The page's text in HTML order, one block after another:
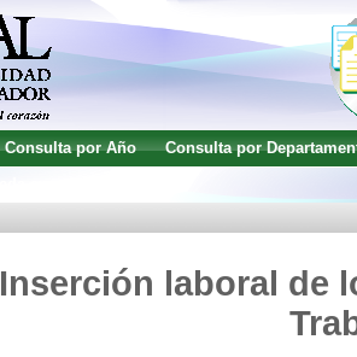
Consulta por Año
Consulta por
Inserción laboral de